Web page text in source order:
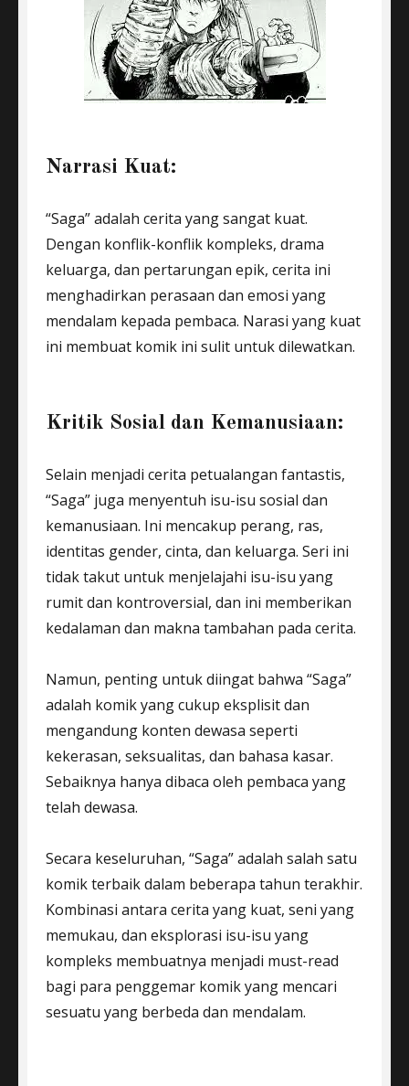
Narrasi Kuat:
“Saga” adalah cerita yang sangat kuat.
Dengan konflik-konflik kompleks, drama
keluarga, dan pertarungan epik, cerita ini
menghadirkan perasaan dan emosi yang
mendalam kepada pembaca. Narasi yang kuat
ini membuat komik ini sulit untuk dilewatkan.
Kritik Sosial dan Kemanusiaan:
Selain menjadi cerita petualangan fantastis,
“Saga” juga menyentuh isu-isu sosial dan
kemanusiaan. Ini mencakup perang, ras,
identitas gender, cinta, dan keluarga. Seri ini
tidak takut untuk menjelajahi isu-isu yang
rumit dan kontroversial, dan ini memberikan
kedalaman dan makna tambahan pada cerita.
Namun, penting untuk diingat bahwa “Saga”
adalah komik yang cukup eksplisit dan
mengandung konten dewasa seperti
kekerasan, seksualitas, dan bahasa kasar.
Sebaiknya hanya dibaca oleh pembaca yang
telah dewasa.
Secara keseluruhan, “Saga” adalah salah satu
komik terbaik dalam beberapa tahun terakhir.
Kombinasi antara cerita yang kuat, seni yang
memukau, dan eksplorasi isu-isu yang
kompleks membuatnya menjadi must-read
bagi para penggemar komik yang mencari
sesuatu yang berbeda dan mendalam.